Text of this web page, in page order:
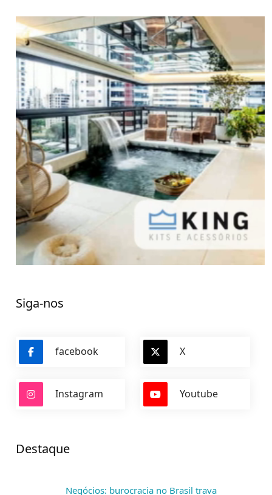
Siga-nos
facebook X
Instagram Youtube
Destaque
Negócios: burocracia no Brasil trava